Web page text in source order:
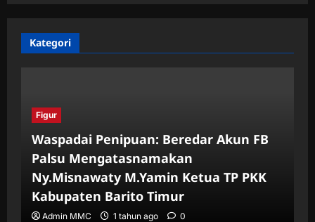
Kategori
Figur
Waspadai Penipuan: Beredar Akun FB
Palsu Mengatasnamakan
Ny.Misnawaty M.Yamin Ketua TP PKK
Kabupaten Barito Timur
Admin MMC 1 tahun ago 0